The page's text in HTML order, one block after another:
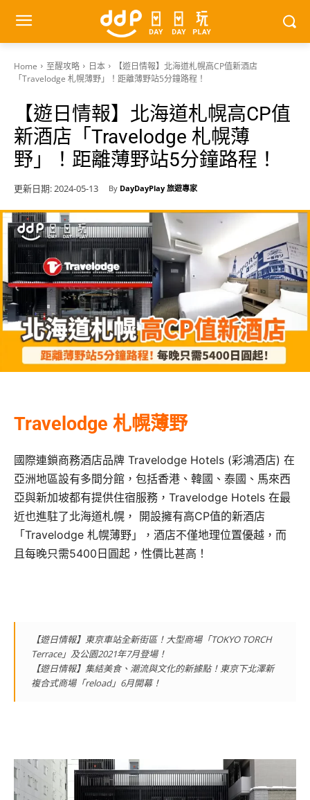
Home 至醒攻略 日本
【遊日情報】北海道札幌高CP值新酒店
「Travelodge 札幌薄野」！距離薄野站5分鐘路程！
【遊日情報】北海道札幌高CP值
新酒店「Travelodge 札幌薄
野」！距離薄野站5分鐘路程！
更新日期:2024-05-13 By DayDayPlay 旅遊專家
Travelodge 札幌薄野
國際連鎖商務酒店品牌 Travelodge Hotels (彩鴻酒店) 在
亞洲地區設有多間分館，包括香港、韓國、泰國、馬來西
亞與新加坡都有提供住宿服務，Travelodge Hotels 在最
近也進駐了北海道札幌， 開設擁有高CP值的新酒店
「Travelodge 札幌薄野」，酒店不僅地理位置優越，而
且每晚只需5400日圓起，性價比甚高！
【遊日情報】東京車站全新街區！大型商場「TOKYO TORCH
Terrace」及公園2021年7月登場！
【遊日情報】集結美食、潮流與文化的新據點！東京下北澤新
複合式商場「reload」6月開幕！